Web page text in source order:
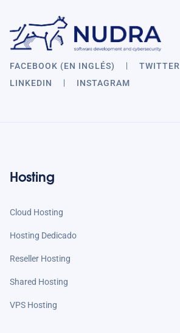
FACEBOOK (EN INGLÉS)
TWITTER
LINKEDIN
INSTAGRAM
Hosting
Cloud Hosting
Hosting Dedicado
Reseller Hosting
Shared Hosting
VPS Hosting